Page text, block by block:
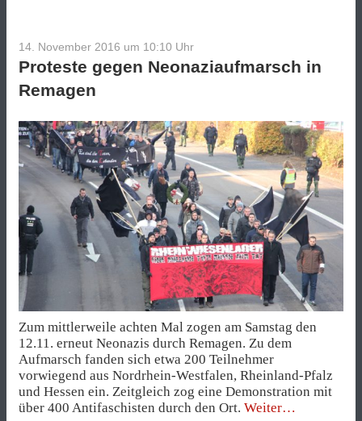
14. November 2016 um 10:10 Uhr
Proteste gegen Neonaziaufmarsch in
Remagen
Zum mittlerweile achten Mal zogen am Samstag den
12.11. erneut Neonazis durch Remagen. Zu dem
Aufmarsch fanden sich etwa 200 Teilnehmer
vorwiegend aus Nordrhein-Westfalen, Rheinland-Pfalz
und Hessen ein. Zeitgleich zog eine Demonstration mit
über 400 Antifaschisten durch den Ort. Weiter„Proteste